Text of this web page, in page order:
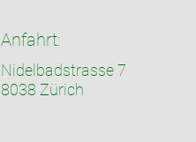
Anfahrt:
Nidelbadstrasse 7
8038 Zürich